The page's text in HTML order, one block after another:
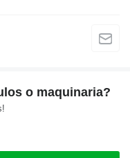
o maquinaria?